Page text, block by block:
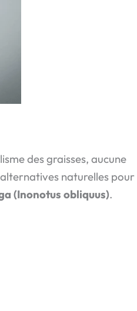
des graisses, aucune
alternatives naturelles pour
(Inonotus obliquus).